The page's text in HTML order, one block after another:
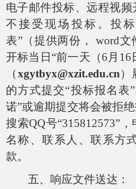
电子邮件投标、远程视频
不接受现场投标。投
表”（提供两份，
word文
开标当日“前一天（6 月 16
（xgytbyx@xzit.edu.cn）
的方式提交“投标报名表
诺”或逾期提交将会被拒
搜索QQ号“315812573”，
名称、联系人、联系方
款。
五、响应文件送达：